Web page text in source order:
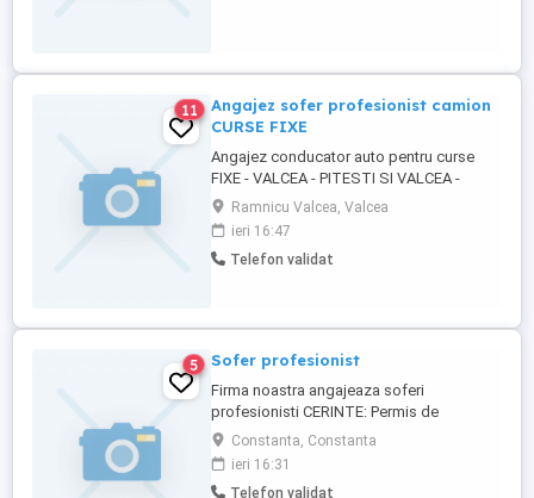
11
Angajez sofer profesionist camion
CURSE FIXE
Angajez conducator auto pentru curse
FIXE - VALCEA - PITESTI SI VALCEA -
BUCURESTI - TUR -RETUR week - end
liber, se lucreaza la program pt mai multe
detalii va rog sa sunati la nr de telefon
Ramnicu Valcea, Valcea
ieri 16:47
Telefon validat
5 Sofer profesionist
Firma noastra angajeaza soferi
profesionisti CERINTE: Permis de
conducere categoria B, C, E Atestat de
marfa Card Tahograf Seriozitate,
Punctualitate, Disponibilitate Conditii: Loc
Constanta, Constanta
ieri 16:31
Telefon validat